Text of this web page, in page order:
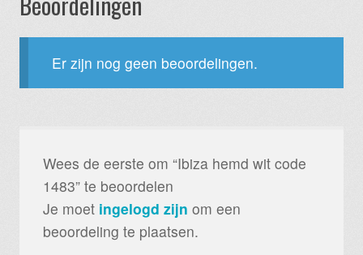
Er zijn nog geen beoordelingen.
Wees de eerste om “Ibiza hemd wit code
1483” te beoordelen
Je moet ingelogd zijn om een
beoordeling te plaatsen.